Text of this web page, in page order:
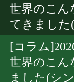
世界のこん
てきました
[コラム
世界のこん
ました(シ